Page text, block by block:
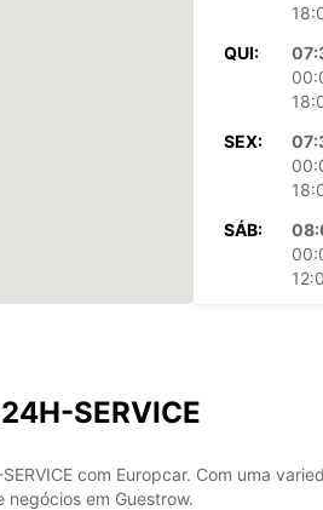
QUI:
SEX:
SÁB:
SERVICE
com Europcar. Com uma
em Guestrow.